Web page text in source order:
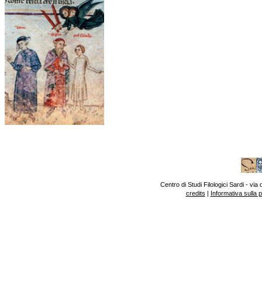
Centro di Studi Filologici Sardi - via
credits | Informativa sulla